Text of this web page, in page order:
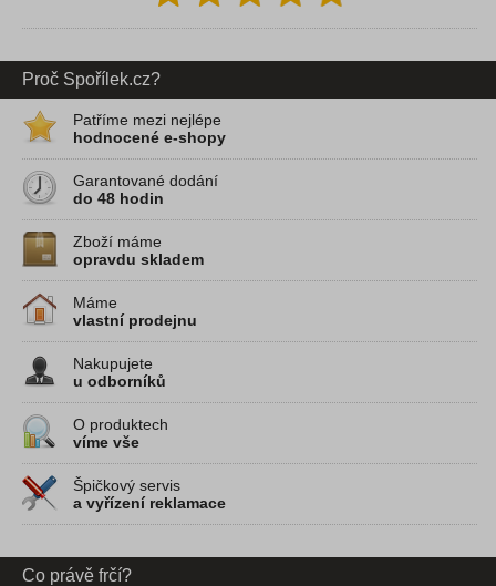
Proč Spořílek.cz?
Patříme mezi nejlépe
hodnocené e-shopy
Garantované dodání
do 48 hodin
Zboží máme
opravdu skladem
Máme
vlastní prodejnu
Nakupujete
u odborníků
O produktech
víme vše
Špičkový servis
a vyřízení reklamace
Co právě frčí?